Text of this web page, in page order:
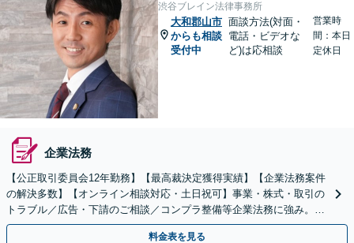
渋谷ブレイン法律事務所
大和郡山市
からも相談
受付中
面談方法(対面・
電話・ビデオな
ど)は応相談
営業時
間：本日
定休日
企業法務
【公正取引委員会12年勤務】【最高裁決定獲得実績】【企業法務案件
の解決多数】【オンライン相談対応・土日祝可】事業・株式・取引の
トラブル／広告・下請のご相談／コンプラ整備等企業法務に強み。株
式の相続／誹謗中傷対策／不動産問題まで幅広く対応！
料金表を見る